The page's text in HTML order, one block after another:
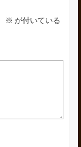
※ が付いている